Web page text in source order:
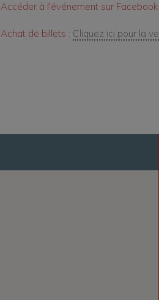
Accéder à l'événement sur Facebook
Achat de billets : Cliquez ici pour la